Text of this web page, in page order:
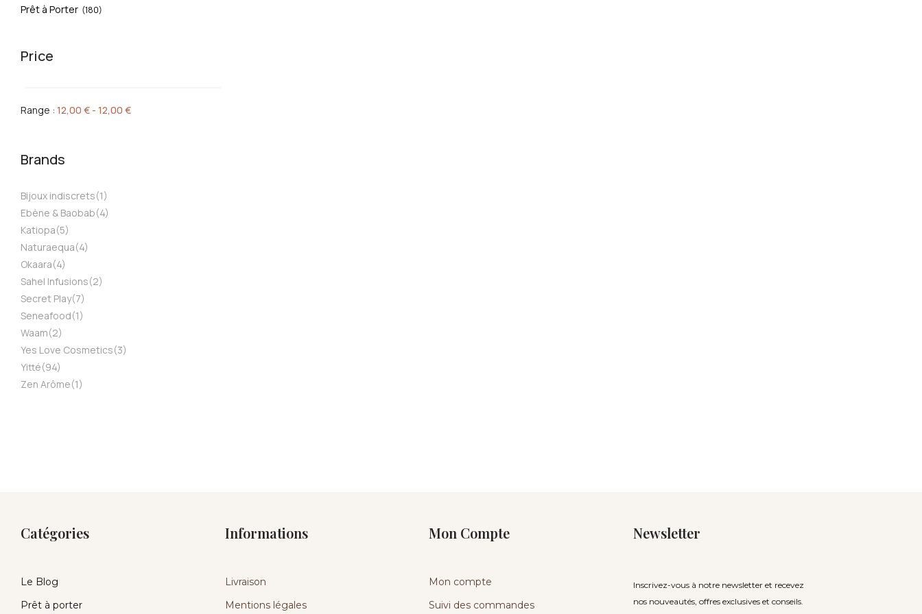
Prêt à Porter (180)
Price
Range : 12,00 € - 12,00 €
Brands
Bijoux indiscrets(1)
Ebène & Baobab(4)
Katiopa(5)
Naturaequa(4)
Okaara(4)
Sahel Infusions(2)
Secret Play(7)
Seneafood(1)
Waam(2)
Yes Love Cosmetics(3)
Yitté(94)
Zen Arôme(1)
Catégories
Le Blog
Prêt à porter
Informations
Livraison
Mentions légales
Mon Compte
Mon compte
Suivi des commandes
Newsletter
Inscrivez-vous à notre newsletter et recevez
nos nouveautés, offres exclusives et conseils.